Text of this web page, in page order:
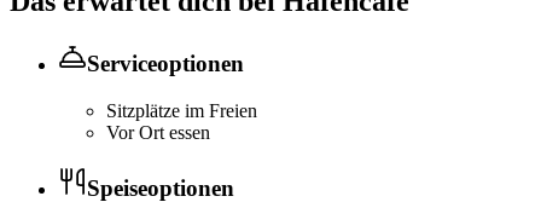
Serviceoptionen
Sitzplätze im Freien
Vor Ort essen
Speiseoptionen